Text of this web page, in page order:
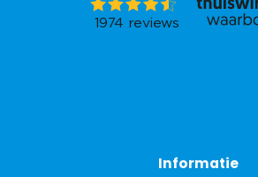
Informatie